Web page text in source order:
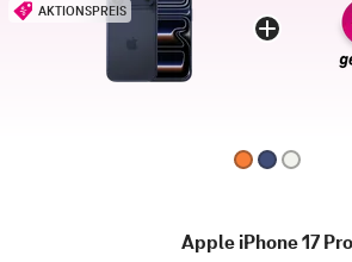
AKTIONSPREIS
Apple iPhone 17 Pro